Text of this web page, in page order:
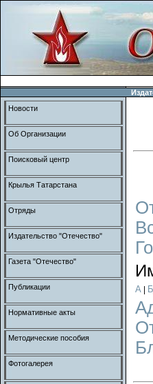
А Б
Новости
Об Организации
Поисковый центр
Крылья Татарстана
Отряды
Издательство "Отечество"
Газета "Отечество"
Публикации
Нормативные акты
Методические пособия
Фотогалерея